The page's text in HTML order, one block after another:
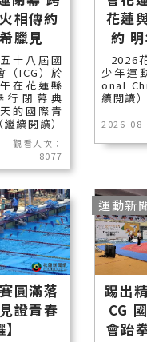
相傳約
臘見
十八屆國
（ICG）於
在花蓮縣
行閉幕典
的國際青
續閱讀）
觀看人次：
8077
花蓮
約 明
2026
少年運
onal
續閱讀）
2026-
圓滿落
證青春
踢出
CG
會跆
運動新